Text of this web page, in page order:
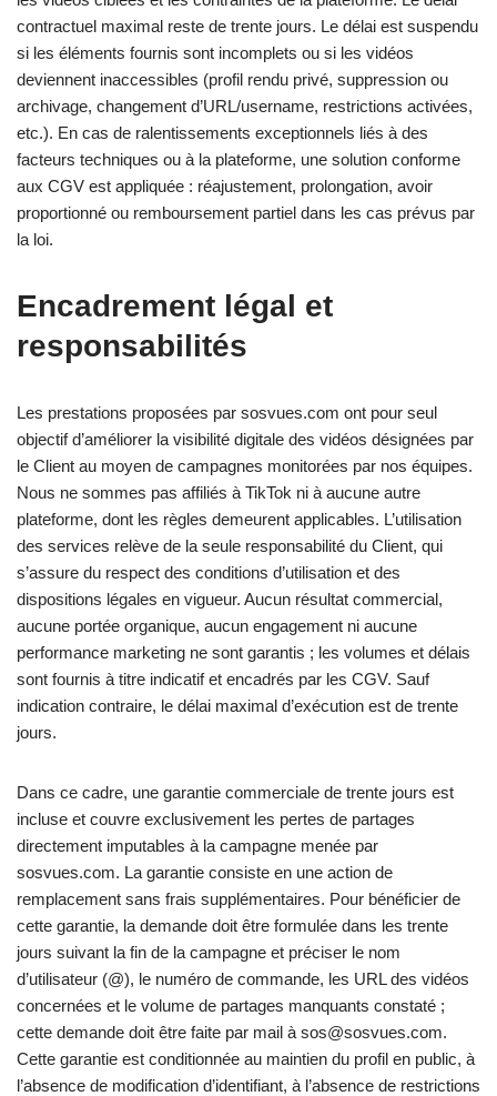
contractuel maximal reste de trente jours. Le délai est suspendu
si les éléments fournis sont incomplets ou si les vidéos
deviennent inaccessibles (profil rendu privé, suppression ou
archivage, changement d’URL/username, restrictions activées,
etc.). En cas de ralentissements exceptionnels liés à des
facteurs techniques ou à la plateforme, une solution conforme
aux CGV est appliquée : réajustement, prolongation, avoir
proportionné ou remboursement partiel dans les cas prévus par
la loi.
Encadrement légal et
responsabilités
Les prestations proposées par sosvues.com ont pour seul
objectif d’améliorer la visibilité digitale des vidéos désignées par
le Client au moyen de campagnes monitorées par nos équipes.
Nous ne sommes pas affiliés à TikTok ni à aucune autre
plateforme, dont les règles demeurent applicables. L’utilisation
des services relève de la seule responsabilité du Client, qui
s’assure du respect des conditions d’utilisation et des
dispositions légales en vigueur. Aucun résultat commercial,
aucune portée organique, aucun engagement ni aucune
performance marketing ne sont garantis ; les volumes et délais
sont fournis à titre indicatif et encadrés par les CGV. Sauf
indication contraire, le délai maximal d’exécution est de trente
jours.
Dans ce cadre, une garantie commerciale de trente jours est
incluse et couvre exclusivement les pertes de partages
directement imputables à la campagne menée par
sosvues.com. La garantie consiste en une action de
remplacement sans frais supplémentaires. Pour bénéficier de
cette garantie, la demande doit être formulée dans les trente
jours suivant la fin de la campagne et préciser le nom
d’utilisateur (@), le numéro de commande, les URL des vidéos
concernées et le volume de partages manquants constaté ;
cette demande doit être faite par mail à sos@sosvues.com.
Cette garantie est conditionnée au maintien du profil en public, à
l’absence de modification d’identifiant, à l’absence de restrictions